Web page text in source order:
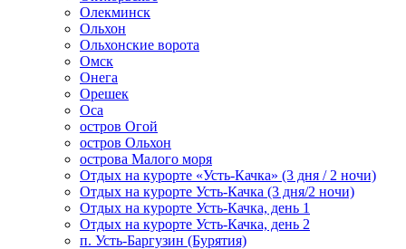
Олекминск
Ольхон
Ольхонские ворота
Омск
Онега
Орешек
Оса
остров Огой
остров Ольхон
острова Малого моря
Отдых на курорте «Усть-Качка» (3 дня / 2 ночи)
Отдых на курорте Усть-Качка (3 дня/2 ночи)
Отдых на курорте Усть-Качка, день 1
Отдых на курорте Усть-Качка, день 2
п. Усть-Баргузин (Бурятия)